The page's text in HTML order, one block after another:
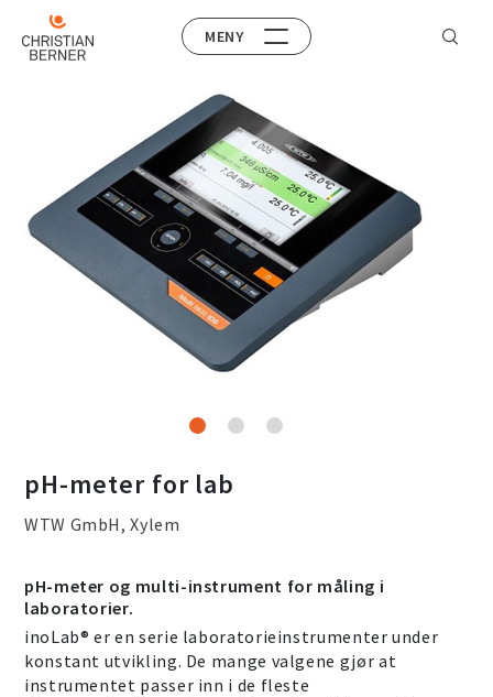
MENY
pH-meter for lab
WTW GmbH, Xylem
pH-meter og multi-instrument for måling i
laboratorier.
inoLab® er en serie laboratorieinstrumenter under
konstant utvikling. De mange valgene gjør at
instrumentet passer inn i de fleste